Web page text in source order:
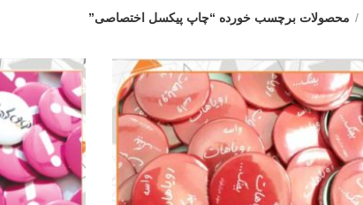
محصولات برچسب خورده “چاپ پیکسل اختصاصی”